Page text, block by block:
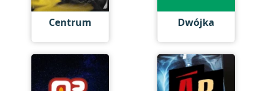
Centrum Dwójka